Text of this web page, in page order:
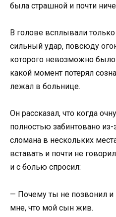
была страшной и почти
В голове всплывали
сильный удар, повсюду
которого невозможно
какой момент потерял
лежал в больнице.
Он рассказал, что когда
полностью забинтовано
сломана в нескольких
вставать и почти не
и с болью спросил:
— Почему ты не позвонил
мне, что мой сын жив.